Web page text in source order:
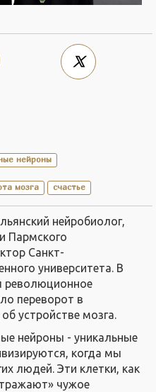
нейроны
мозга счастье
нейробиолог,
Пармского
Санкт-
университета. В
революционное
переворот в
устройстве мозга.
нейроны - уникальные
когда мы
людей. Эти клетки, как
чужое